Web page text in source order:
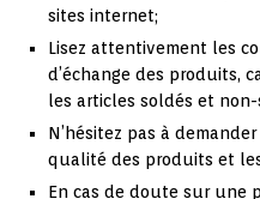
sites internet;
Lisez attentivement les
d’échange des produits,
les articles soldés et non-
N’hésitez pas à
qualité des produits et
En cas de doute sur une